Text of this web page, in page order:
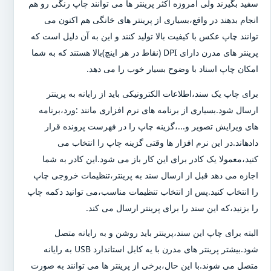
سفید بگیرند ولی امروزه اکثر پرینتر ها می توانند چاپ رنگی رو هم
انجام بدهند در واقع،بسیاری از پرینتر های خانگی هم اکنون می
توانند چاپ عکس با کیفیت بالا تولید کنند و این به آن دلیل است که
پرینتر های مدرن دارای DPI (نقاط در هر اینچ)بالا هستند که به شما
امکان چاپ اسناد با وضوح بسیار خوب را می دهد.
برای چاپ یک سند،اطلاعات الکترونیکی باید از رایانه به پرینتر
ارسال شود.بسیاری از برنامه های نرم افزاری مانند :ورد،برنامه
های ویرایش تصویر و...،گزینه چاپ را در فهرست پرونده قرار
دادهاند.در این نرم افزار ها وقتی گزینه چاپ را انتخاب می
کنید،معمولا یک کادر برای این کار باز می شود.این کادر به شما
اجازه می دهد قبل از ارسال سند به پرینتر،تنظیمات خروجی چاپ
را انتخاب کنید.پس از انتخاب تنظیمات مناسب،می توانید دکمه چاپ
را بزنید،که این سند را برای پرینتر ارسال می کند.
البته برای چاپ این سند،پرینتر باید روشن و به رایانه متصل
شود.بیشتر پرینتر های مدرن با یه کابل استاندارد USB به رایانه
متصل می شوند.با این حال،برخی از پرینتر ها می توانند به صورت